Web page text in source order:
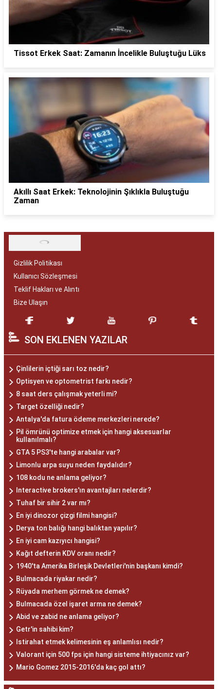
Tissot Erkek Saat: Zamanın İncelikle Buluştuğu Lüks
Akıllı Saat Erkek: Teknolojinin Şıklıkla Buluştuğu
Zaman
Gizlilik Politikası
Kullanıcı Sözleşmesi
Teklif Hakları ve Alıntı
Bize Ulaşın
SON EKLENEN YAZILAR
Çinlilerin içtiği sarı toz nedir?
Optisyen ve optometrist farkı nedir?
8 saat ders çalışmak yeterli mi?
Target özelliği nedir?
Antalya'da fatura ödeme merkezleri nerede?
Pil ömrünü optimize etmek için hangi aksesuarlar
kullanılmalı?
GTA 5 PS3'te hangi arabalar var?
Limonlu arpa suyu neden faydalıdır?
108 kodu ne anlama geliyor?
Interactive brokers'ın avantajları nelerdir?
Tuhaf bir sihir 2 var mı?
En iyi dinozor çizgi filmi hangisi?
Derya ton balığı hangi balıktan yapılır?
En iyi cam kazıyıcı hangisi?
Kağıt defterin KDV oranı nedir?
1940'ta Amerika Birleşik Devletleri'nin başkanı kimdi?
Bulmacada riyakar nedir?
Rüyada merhem görmek ne demek?
Bulmacada özel işaret arma ne demek?
Abid ve zabid ne anlama geliyor?
Getr'in sahibi kim?
Istirahat etmek kelimesinin eş anlamlısı nedir?
Valorant için 500 fps için hangi sisteme ihtiyacınız var?
Mario Gomez 2015-2016'da kaç gol attı?